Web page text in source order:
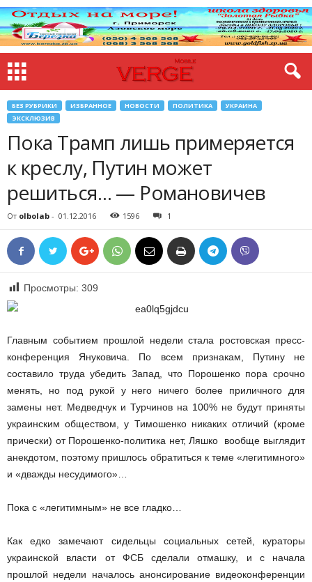
БЕЗ РУБРИКИ ИЗБРАННОЕ НОВОСТИ ПОЛИТИКА
УКРАИНА
ЭКСКЛЮЗИВ
Пока Трамп лишь примеряется
к креслу, Путин может
решиться… — Романовичев
От olbolab - 01.12.2016 1596 1
Просмотры: 309
Главным событием прошлой недели стала ростовская пресс­
конференция Януковича. По всем признакам, Путину не
составило труда убедить Запад, что Порошенко пора срочно
менять, но под рукой у него ничего более приличного для
замены нет. Медведчук и Турчинов на 100% не будут приняты
украинским обществом, у Тимошенко никаких отличий (кроме
прически) от Порошенко­-политика нет, Ляшко вообще выглядит
анекдотом, поэтому пришлось обратиться к теме «легитимного»
и «дважды несудимого»…
Пока с «легитимным» не все гладко…
Как едко замечают сидельцы социальных сетей, кураторы
украинской власти от ФСБ сделали отмашку, и с начала
прошлой недели началось анонсирование видеоконференции